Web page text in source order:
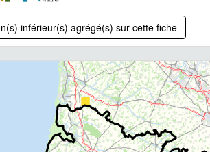
inférieur(s) agrégé(s) sur cette fiche